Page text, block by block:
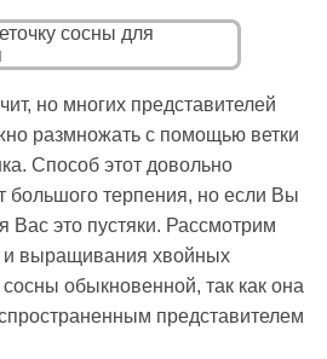
но многих представителей
размножать с помощью ветки
Способ этот довольно
большого терпения, но если Вы
Вас это пустяки. Рассмотрим
и выращивания хвойных
обыкновенной, так как она
представителем